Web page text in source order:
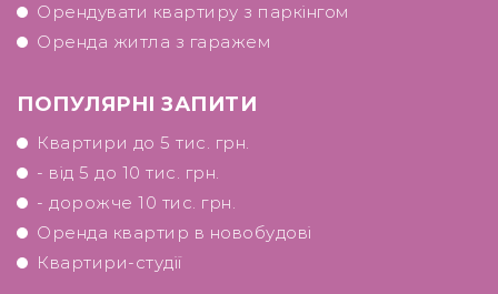
Орендувати квартиру з паркінгом
Оренда житла з гаражем
ПОПУЛЯРНІ ЗАПИТИ
Квартири до 5 тис. грн.
- від 5 до 10 тис. грн.
- дорожче 10 тис. грн.
Оренда квартир в новобудові
Квартири-студії